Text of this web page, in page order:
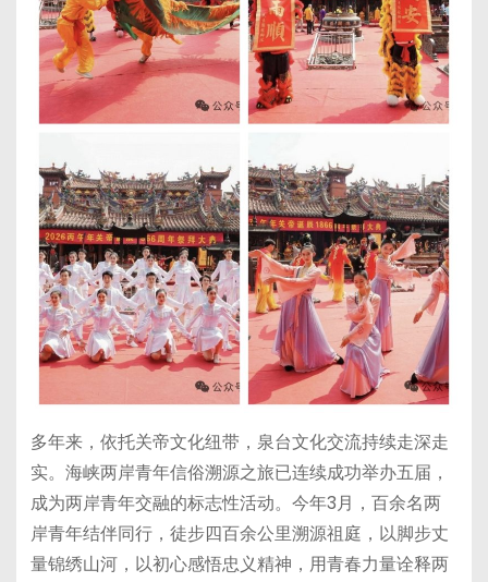
多年来，依托关帝文化纽带，泉台文化交流持续走深走
实。海峡两岸青年信俗溯源之旅已连续成功举办五届，
成为两岸青年交融的标志性活动。今年3月，百余名两
岸青年结伴同行，徒步四百余公里溯源祖庭，以脚步丈
量锦绣山河，以初心感悟忠义精神，用青春力量诠释两